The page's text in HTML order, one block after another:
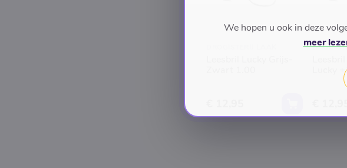
Lucky
We hopen u ook in deze
meer